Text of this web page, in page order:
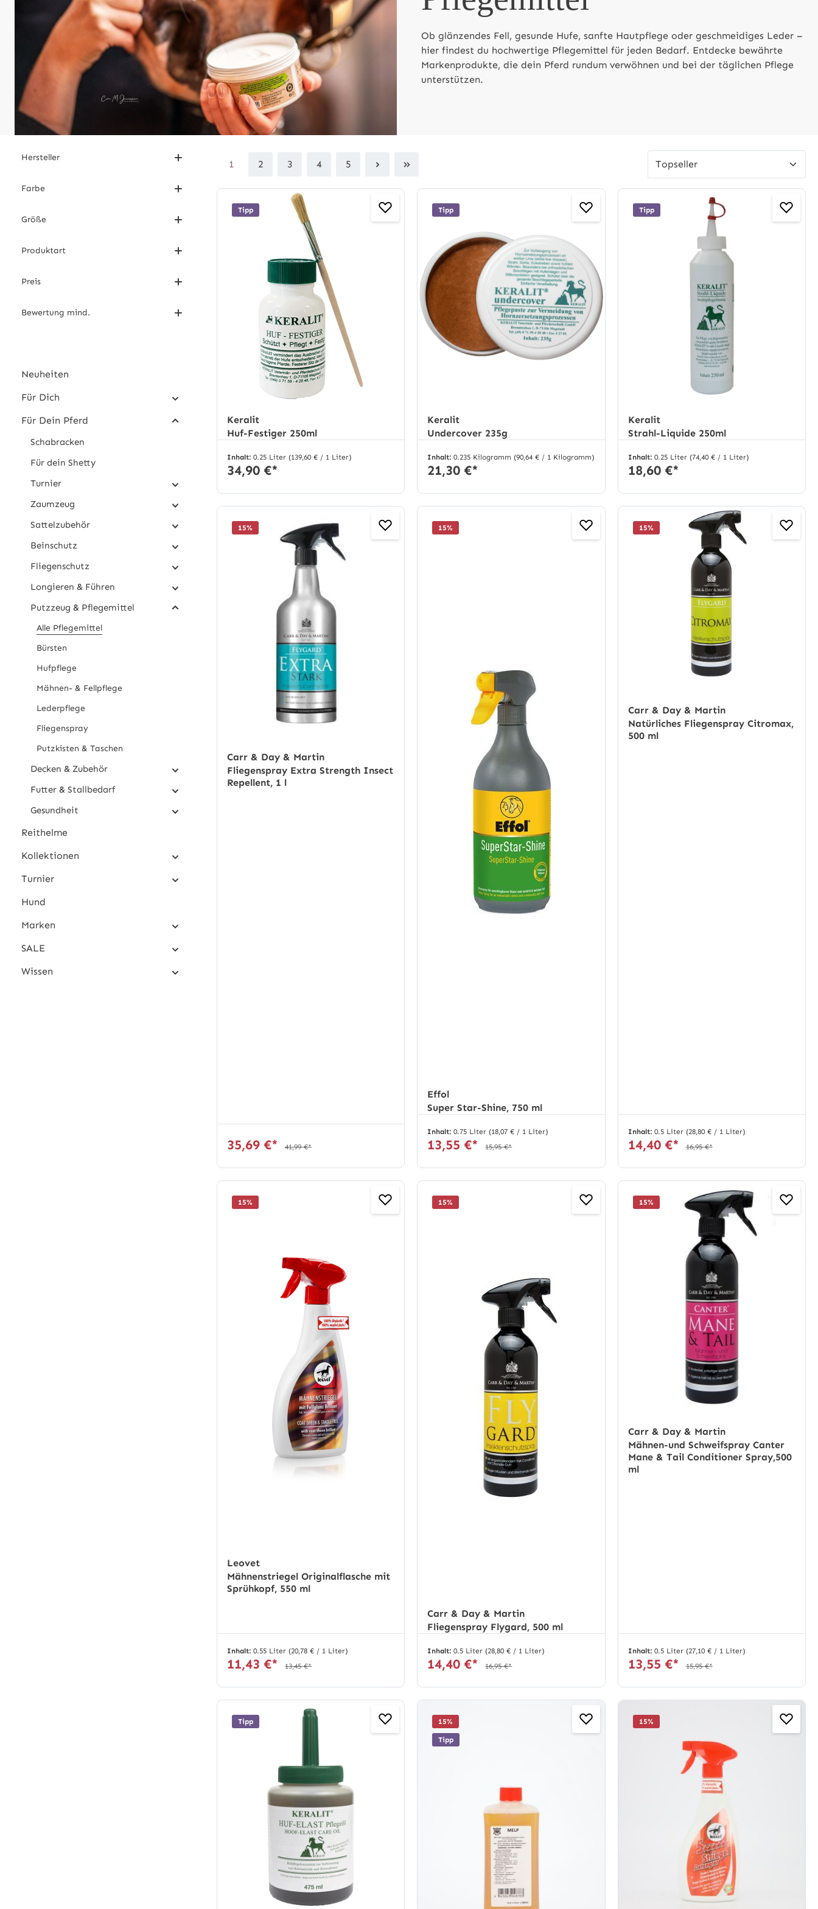
Ob glänzendes Fell, gesunde Hufe, sanfte Hautpflege oder geschmeidiges Leder –
hier findest du hochwertige Pflegemittel für jeden Bedarf. Entdecke bewährte
Markenprodukte, die dein Pferd rundum verwöhnen und bei der täglichen Pflege
unterstützen.
Hersteller
Farbe
Größe
Produktart
Preis
Bewertung mind.
Neuheiten
Für Dich
Für Dein Pferd
Schabracken
Für dein Shetty
Turnier
Zaumzeug
Sattelzubehör
Beinschutz
Fliegenschutz
Longieren & Führen
Putzzeug & Pflegemittel
Alle Pflegemittel
Bürsten
Hufpflege
Mähnen- & Fellpflege
Lederpflege
Fliegenspray
Putzkisten & Taschen
Decken & Zubehör
Futter & Stallbedarf
Gesundheit
Reithelme
Kollektionen
Turnier
Hund
Marken
SALE
Wissen
Seite
1
Seite
2
Seite
3
Seite
4
Seite
5
Tipp
Keralit
Huf-Festiger 250ml
Inhalt: 0.25 Liter (139,60 € / 1 Liter)
34,90 €*
Tipp
Keralit
Undercover 235g
Inhalt:0.235 Kilogramm(90,64 € / 1 Kilogramm)
21,30 €*
Tipp
Keralit
Strahl-Liquide 250ml
Inhalt: 0.25 Liter (74,40 € / 1 Liter)
18,60 €*
15%
Carr & Day & Martin
Fliegenspray Extra Strength Insect
Repellent, 1 l
35,69 €* 41,99 €*
15%
Effol
Super Star-Shine, 750 ml
Inhalt:0.75 Liter(18,07 € / 1 Liter)
13,55 €* 15,95 €*
15%
Carr & Day & Martin
Natürliches Fliegenspray Citromax,
500 ml
Inhalt: 0.5 Liter (28,80 € / 1 Liter)
14,40 €* 16,95 €*
15%
Leovet
Mähnenstriegel Originalflasche mit
Sprühkopf, 550 ml
Inhalt: 0.55 Liter (20,78 € / 1 Liter)
11,43 €* 13,45 €*
15%
Carr & Day & Martin
Fliegenspray Flygard, 500 ml
Inhalt:0.5 Liter(28,80 € / 1 Liter)
14,40 €* 16,95 €*
15%
Carr & Day & Martin
Mähnen-und Schweifspray Canter
Mane & Tail Conditioner Spray,500
ml
Inhalt: 0.5 Liter (27,10 € / 1 Liter)
13,55 €* 15,95 €*
Tipp 15%
Tipp
15%